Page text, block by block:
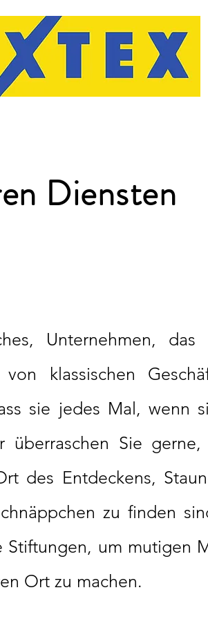
Diensten
Unternehmen,
klassischen
sie jedes Mal, wenn
überraschen Sie
des Entdeckens,
zu finden
um mutigen
Ort zu machen.